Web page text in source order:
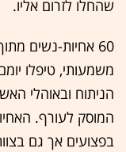
שהחלו לזרום אליו.
משמעותי, טיפלו
הניתוח ובאוהלי
המוסק לעורף.
בפצועים אך גם